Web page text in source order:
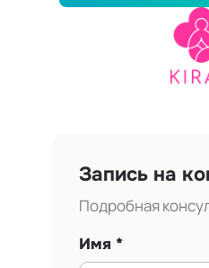
Запись на
Подробная
Имя